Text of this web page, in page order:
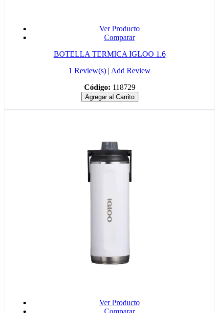
Ver Producto
Comparar
BOTELLA TERMICA IGLOO 1.6
1 Review(s) | Add Review
Código: 118729
Agregar al Carrito
Ver Producto
Comparar